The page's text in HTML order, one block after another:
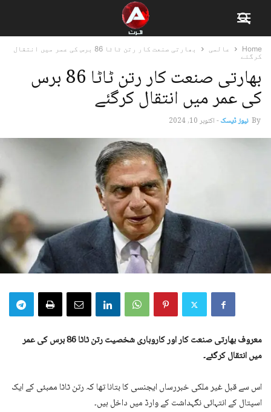
Home عالمی
بھارتی صنعت کار رتن ٹاٹا 86 برس کی عمر میں انتقال
کرگئے
بھارتی صنعت کار رتن ٹاٹا 86 برس
کی عمر میں انتقال کرگئے
By نیوز ڈیسک-اکتوبر 10, 2024
معروف بھارتی صنعت کار اور کاروباری شخصیت رتن ٹاٹا 86 برس کی عمر
میں انتقال کرگئے۔
اس سے قبل غیر ملکی خبررساں ایجنسی کا بتانا تھا کہ رتن ٹاٹا ممبئی کے ایک
اسپتال کے انتہائی نگہداشت کے وارڈ میں داخل ہیں۔